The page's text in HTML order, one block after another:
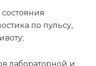
по пульсу,
лабораторной и